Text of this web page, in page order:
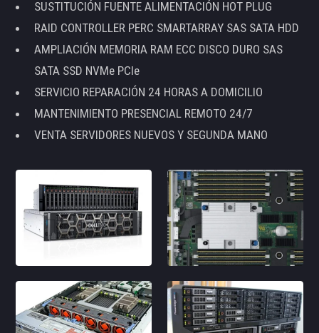
SUSTITUCIÓN FUENTE ALIMENTACIÓN HOT PLUG
RAID CONTROLLER PERC SMARTARRAY SAS SATA HDD
AMPLIACIÓN MEMORIA RAM ECC DISCO DURO SAS
SATA SSD NVMe PCIe
SERVICIO REPARACIÓN 24 HORAS A DOMICILIO
MANTENIMIENTO PRESENCIAL REMOTO 24/7
VENTA SERVIDORES NUEVOS Y SEGUNDA MANO